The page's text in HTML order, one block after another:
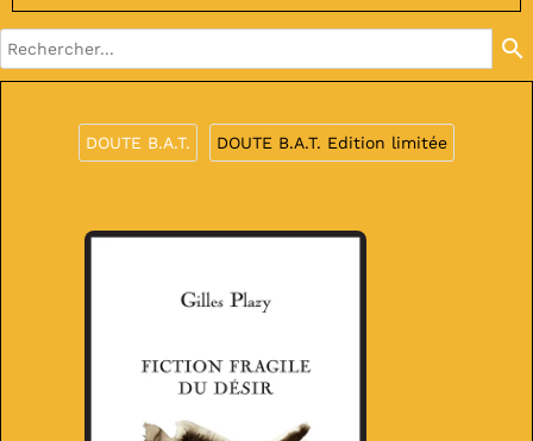
search
DOUTE B.A.T. DOUTE B.A.T. Edition limitée